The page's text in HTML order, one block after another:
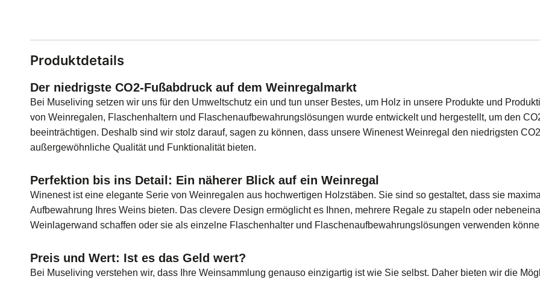
Produktdetails
Der niedrigste CO2-Fußabdruck auf dem Weinregalmarkt
Bei Museliving setzen wir uns für den Umweltschutz ein und tun unser Bestes, um Holz in unsere Produkte und
von Weinregalen, Flaschenhaltern und Flaschenaufbewahrungslösungen wurde entwickelt und hergestellt, um den
beeinträchtigen. Deshalb sind wir stolz darauf, sagen zu können, dass unsere Winenest Weinregal den niedrigsten
außergewöhnliche Qualität und Funktionalität bieten.
Perfektion bis ins Detail: Ein näherer Blick auf ein Weinregal
Winenest ist eine elegante Serie von Weinregalen aus hochwertigen Holzstäben. Sie sind so gestaltet, dass sie
Aufbewahrung Ihres Weins bieten. Das clevere Design ermöglicht es Ihnen, mehrere Regale zu stapeln oder
Weinlagerwand schaffen oder sie als einzelne Flaschenhalter und Flaschenaufbewahrungslösungen verwenden
Preis und Wert: Ist es das Geld wert?
Bei Museliving verstehen wir, dass Ihre Weinsammlung genauso einzigartig ist wie Sie selbst. Daher bieten wir die